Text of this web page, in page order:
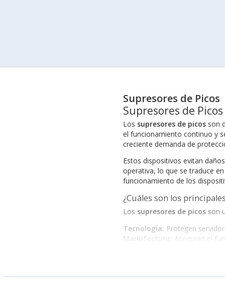
Supresores de Picos
Supresores de Picos
Los supresores de picosson
el funcionamiento continuo y
creciente demanda de
Estos dispositivos evitan
operativa, lo que se traduce
funcionamiento de los
¿Cuáles son los
Los supresores de picosson
Tecnología: Protegen
Manufactura:
Aseguran el
garantizan su eficacia.